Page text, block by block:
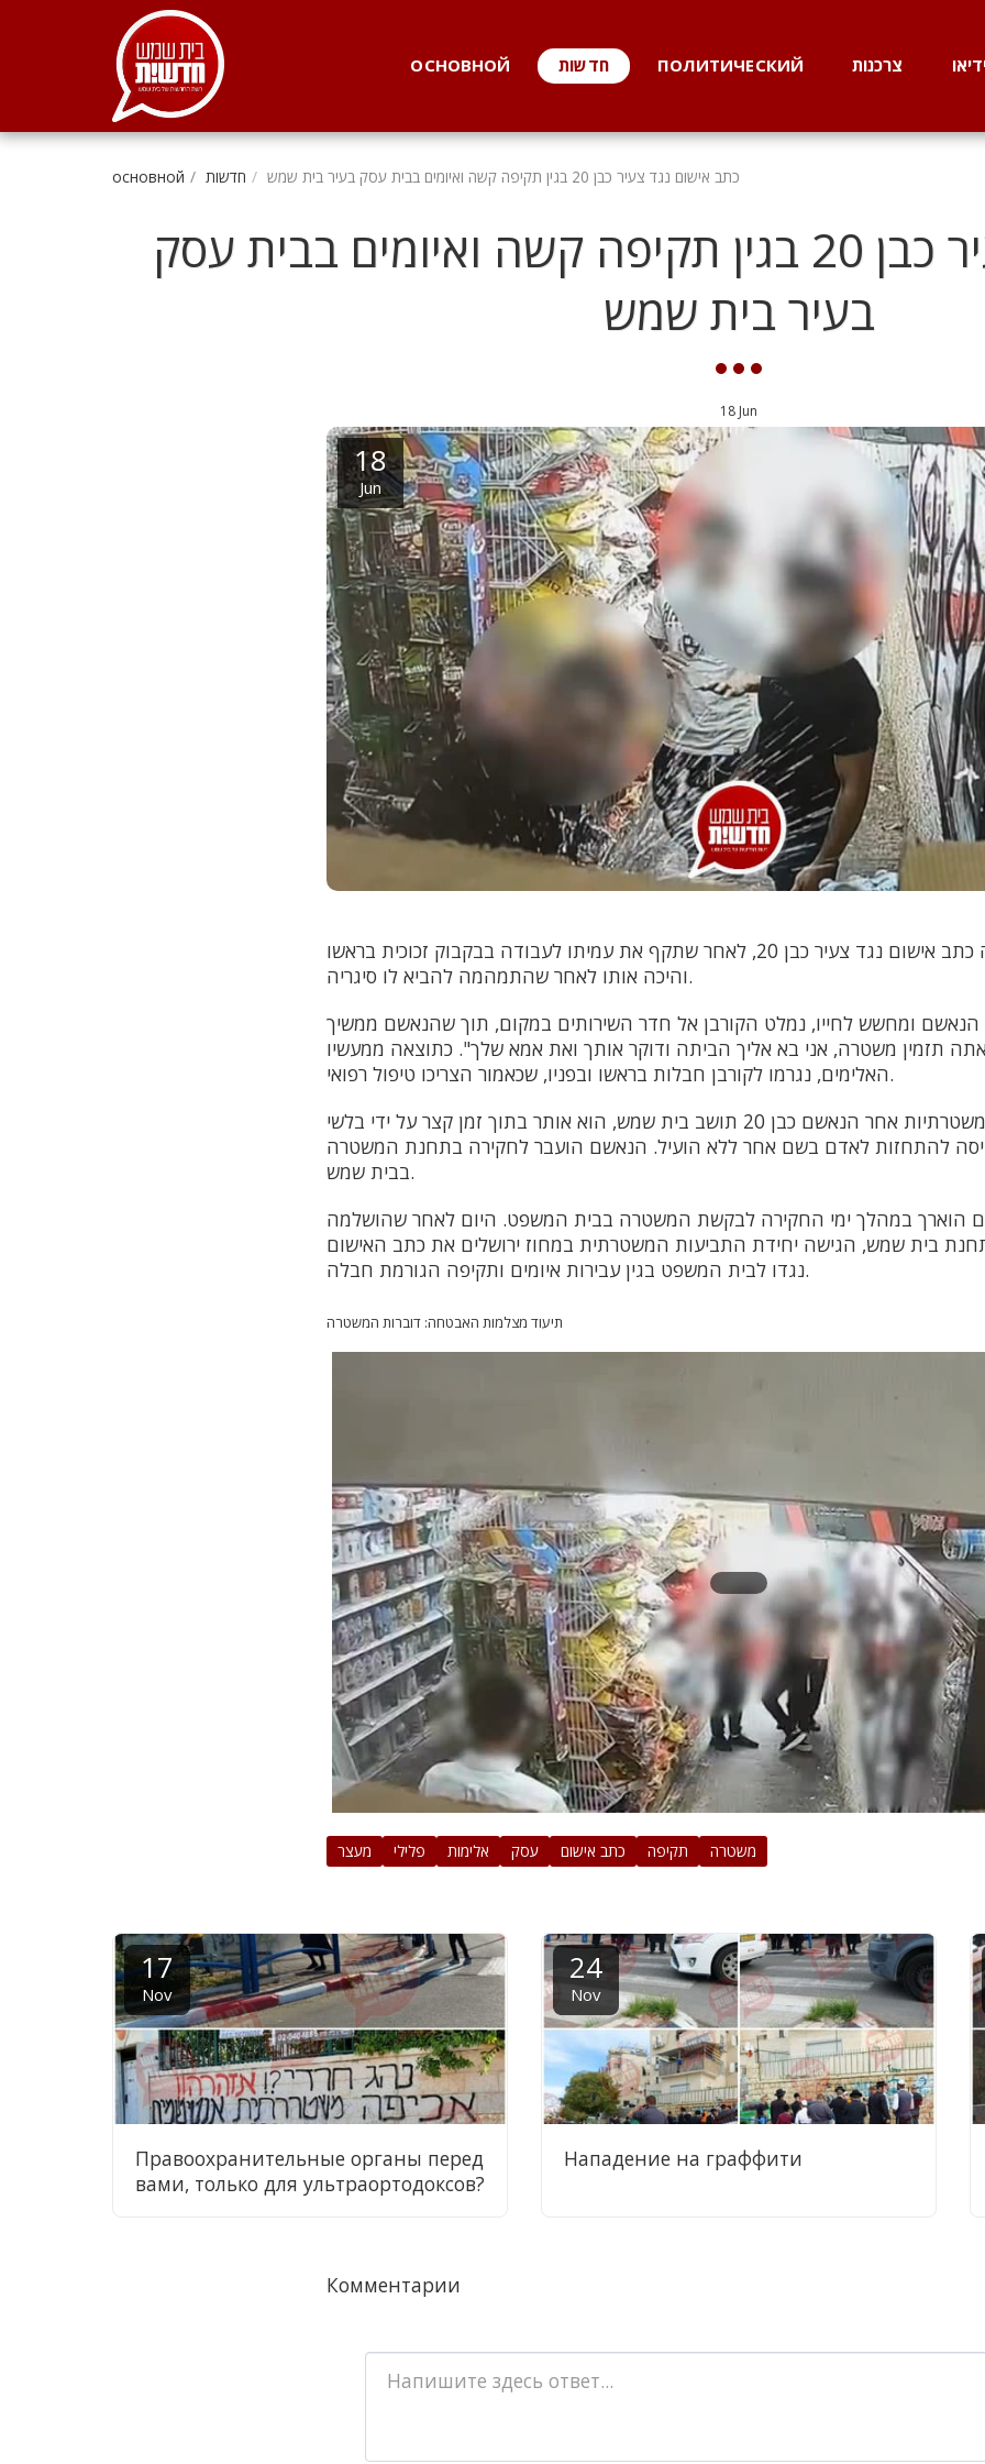
ОСНОВНОЙ חדשות ПОЛИТИЧЕСКИЙ צרכנות
основной חדשות כתב אישום נגד צעיר כבן 20 בגין תקיפה קשה ואיומים בבית עסק בעיר בית שמש
כתב אישום נגד צעיר כבן 20 בגין תקיפה קשה ואיומים בבית עסק
בעיר בית שמש
18 Jun
18
Jun
המשטרה הגישה כתב אישום נגד צעיר כבן 20, לאחר שתקף את עמיתו לעבודה בבקבוק זכוכית בראשו
והיכה אותו לאחר שהתמהמה להביא לו סיגריה.
ומחשש לחייו, נמלט הקורבן אל חדר השירותים במקום, תוך שהנאשם ממשיך
תזמין משטרה, אני בא אליך הביתה ודוקר אותך ואת אמא שלך". כתוצאה ממעשיו
האלימים, נגרמו לקורבן חבלות בראשו ובפניו, שכאמור הצריכו טיפול רפואי.
במהלך סריקות משטרתיות אחר הנאשם כבן 20 תושב בית שמש, הוא אותר בתוך זמן קצר על ידי בלשי
להתחזות לאדם בשם אחר ללא הועיל. הנאשם הועבר לחקירה בתחנת המשטרה
בבית שמש.
הוארך במהלך ימי החקירה לבקשת המשטרה בבית המשפט. היום לאחר שהושלמה
בית שמש, הגישה יחידת התביעות המשטרתית במחוז ירושלים את כתב האישום
נגדו לבית המשפט בגין עבירות איומים ותקיפה הגורמת חבלה.
תיעוד מצלמות האבטחה: דוברות המשטרה
מעצר פלילי אלימות עסק כתב אישום תקיפה משטרה
17
Nov
Правоохранительные органы перед
вами, только для ультраортодоксов?
24
Nov
Нападение на граффити
Комментарии